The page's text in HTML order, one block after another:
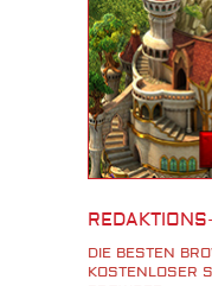
3D Spiele
Tablet Spiele
Android
iPhone Spiele
iOS Spiele
iPad Spiele
DIE BESTEN
KOSTENLOSER